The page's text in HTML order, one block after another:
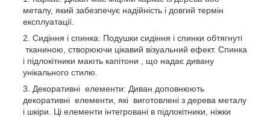
металу, який забезпечує надійність і довгий термін
експлуатації.
Сидіння і спинка: Подушки сидіння і спинки обтягнуті
тканиною, створюючи цікавий візуальний ефект. Спинка
і підлокітники мають капітони , що надає дивану
унікального стилю.
Декоративні елементи: Диван доповнюють
декоративні елементи, які виготовлені з дерева металу
і шкіри. Ці елементи інтегровані в підлокітники, ніжки